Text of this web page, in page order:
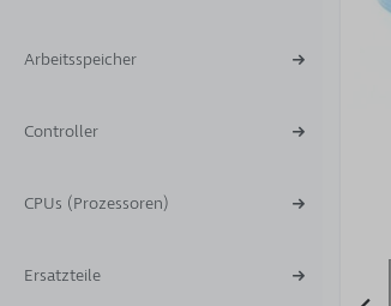
Arbeitsspeicher
Controller
CPUs (Prozessoren)
Ersatzteile